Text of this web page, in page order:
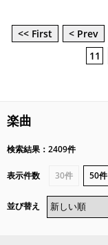
<< First < Prev
11
楽曲
検索結果：2409件
表示件数 30件 50件
並び替え